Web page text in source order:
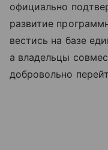
официально
развитие
вестись на базе
а владельцы
добровольно